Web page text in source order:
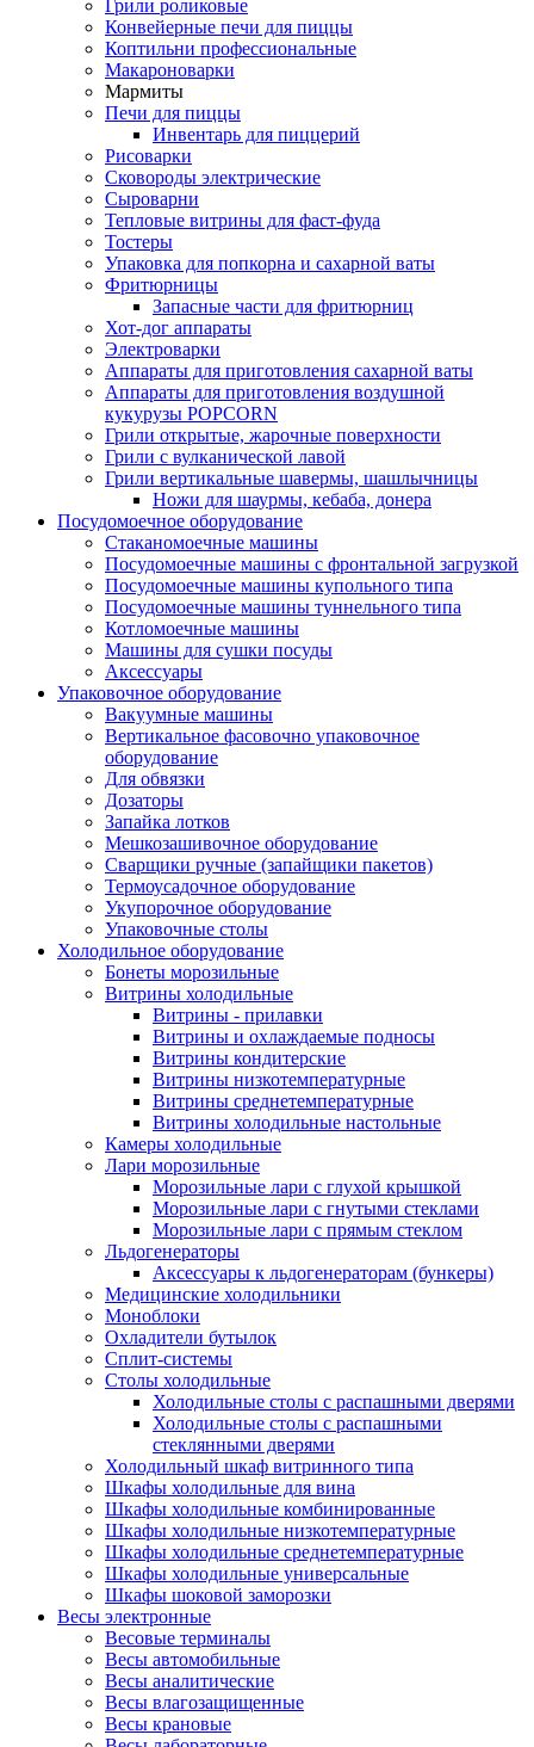
Грили роликовые
Конвейерные печи для пиццы
Коптильни профессиональные
Макароноварки
Мармиты
Печи для пиццы
Инвентарь для пиццерий
Рисоварки
Сковороды электрические
Сыроварни
Тепловые витрины для фаст-фуда
Тостеры
Упаковка для попкорна и сахарной ваты
Фритюрницы
Запасные части для фритюрниц
Хот-дог аппараты
Электроварки
Аппараты для приготовления сахарной ваты
Аппараты для приготовления воздушной
кукурузы POPCORN
Грили открытые, жарочные поверхности
Грили с вулканической лавой
Грили вертикальные шавермы, шашлычницы
Ножи для шаурмы, кебаба, донера
Посудомоечное оборудование
Стаканомоечные машины
Посудомоечные машины с фронтальной загрузкой
Посудомоечные машины купольного типа
Посудомоечные машины туннельного типа
Котломоечные машины
Машины для сушки посуды
Аксессуары
Упаковочное оборудование
Вакуумные машины
Вертикальное фасовочно упаковочное
оборудование
Для обвязки
Дозаторы
Запайка лотков
Мешкозашивочное оборудование
Сварщики ручные (запайщики пакетов)
Термоусадочное оборудование
Укупорочное оборудование
Упаковочные столы
Холодильное оборудование
Бонеты морозильные
Витрины холодильные
Витрины - прилавки
Витрины и охлаждаемые подносы
Витрины кондитерские
Витрины низкотемпературные
Витрины среднетемпературные
Витрины холодильные настольные
Камеры холодильные
Лари морозильные
Морозильные лари с глухой крышкой
Морозильные лари с гнутыми стеклами
Морозильные лари с прямым стеклом
Льдогенераторы
Аксессуары к льдогенераторам (бункеры)
Медицинские холодильники
Моноблоки
Охладители бутылок
Сплит-системы
Столы холодильные
Холодильные столы с распашными дверями
Холодильные столы с распашными
стеклянными дверями
Холодильный шкаф витринного типа
Шкафы холодильные для вина
Шкафы холодильные комбинированные
Шкафы холодильные низкотемпературные
Шкафы холодильные среднетемпературные
Шкафы холодильные универсальные
Шкафы шоковой заморозки
Весы электронные
Весовые терминалы
Весы автомобильные
Весы аналитические
Весы влагозащищенные
Весы крановые